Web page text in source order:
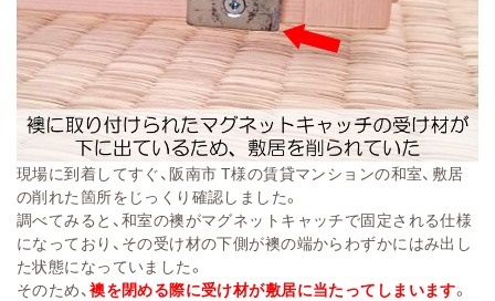
現場に到着してすぐ、阪南市 T様の賃貸マンションの和室、敷居
の削れた箇所をじっくり確認しま した。
調べてみると、 和室の襖がマグネットキ ャッチで固定される仕様
になってお り、その受け材の下側が襖の端からわずかにはみ出 し
た状態になっていま した。
そのため、襖を閉める際に受け材が敷居に当たって しまいます。